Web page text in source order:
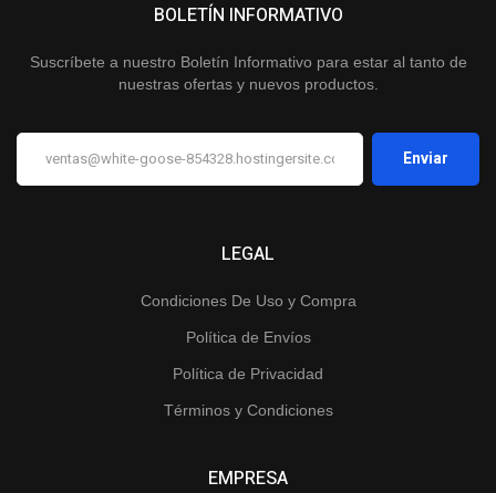
LEGAL
Condiciones De Uso y Compra
Política de Envíos
Política de Privacidad
Términos y Condiciones
EMPRESA
BOLETÍN INFORMATIVO
Suscríbete a nuestro Boletín Informativo para estar al tanto de
nuestras ofertas y nuevos productos.